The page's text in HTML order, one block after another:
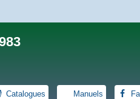
Catalogues Manuels